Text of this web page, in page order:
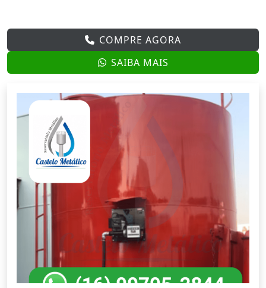
COMPRE AGORA
SAIBA MAIS